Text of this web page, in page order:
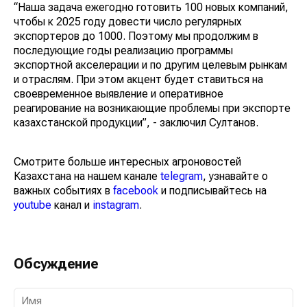
“Наша задача ежегодно готовить 100 новых компаний,
чтобы к 2025 году довести число регулярных
экспортеров до 1000. Поэтому мы продолжим в
последующие годы реализацию программы
экспортной акселерации и по другим целевым рынкам
и отраслям. При этом акцент будет ставиться на
своевременное выявление и оперативное
реагирование на возникающие проблемы при экспорте
казахстанской продукции”, - заключил Султанов.
Смотрите больше интересных агроновостей
Казахстана на нашем канале telegram, узнавайте о
важных событиях в facebook и подписывайтесь на
youtube канал и instagram.
Обсуждение